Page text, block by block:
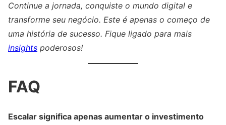
Continue a jornada, conquiste o mundo digital e
transforme seu negócio. Este é apenas o começo de
uma história de sucesso. Fique ligado para mais
insights poderosos!
FAQ
Escalar significa apenas aumentar o investimento